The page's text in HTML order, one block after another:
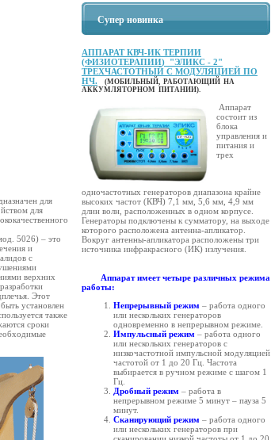
для
для
5026) – это
и
с
верхних
Этот
установлен
также
сроки
Супер новинка
АППАРАТ КВЧ-ИК ТЕРПИИ
(ФИЗИОТЕРАПИИ) "ЭЛИКС - 2"
ТРЕХЧАСТОТНЫЙ С МОДУЛЯЦИЕЙ ПО
НЧ.
(МОБИЛЬНЫЙ, РАБОТАЮЩИЙ НА
АККУМЛЯТОРНОМ ПИТАНИИ).
Аппарат
состоит из
блока
управления и
питания и
трех
одночастотных генераторов диапазона крайне
высоких частот (КВЧ) 7,1 мм, 5,6 мм, 4,9 мм
длин волн, расположенных в одном корпусе.
Генераторы подключены к сумматору, на выходе
которого расположена антенна-апликатор.
Вокруг антенны-апликатора расположены три
источника инфракрасного (ИК) излучения.
Аппарат имеетчетыре различных режима
работы:
Непрерывный режим – работа одного
или нескольких генераторов
одновременно в непрерывном режиме.
Импульсный режим – работа одного
или нескольких генераторов с
низкочастотной импульсной модуляцией
частотой от 1 до 20 Гц. Частота
выбирается в ручном режиме с шагом 1
Гц.
Дробный режим – работа в
непрерывном режиме 5 минут – пауза 5
минут.
Сканирующий режим – работа одного
или нескольких генераторов при